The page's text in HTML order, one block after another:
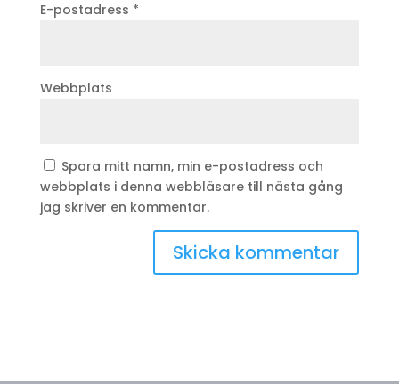
E-postadress *
Webbplats
Spara mitt namn, min e-postadress och
webbplats i denna webbläsare till nästa gång
jag skriver en kommentar.